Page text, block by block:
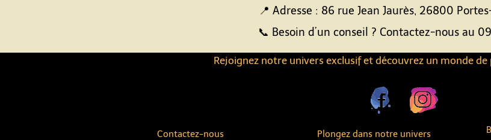
Contactez-nous
Rejoignez notre univers exclusif et découvrez un monde de
Plongez dans notre univers
📍 Adresse : 86 rue Jean Jaurès, 26800
📞 Besoin d’un conseil ? Contactez-nous au